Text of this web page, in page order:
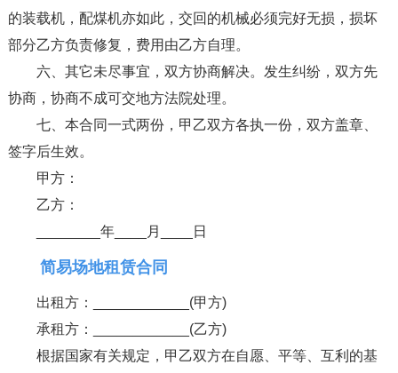
的装载机，配煤机亦如此，交回的机械必须完好无损，损坏
部分乙方负责修复，费用由乙方自理。
六、其它未尽事宜，双方协商解决。发生纠纷，双方先
协商，协商不成可交地方法院处理。
七、本合同一式两份，甲乙双方各执一份，双方盖章、
签字后生效。
甲方：
乙方：
________年____月____日
简易场地租赁合同
出租方：____________(甲方)
承租方：____________(乙方)
根据国家有关规定，甲乙双方在自愿、平等、互利的基